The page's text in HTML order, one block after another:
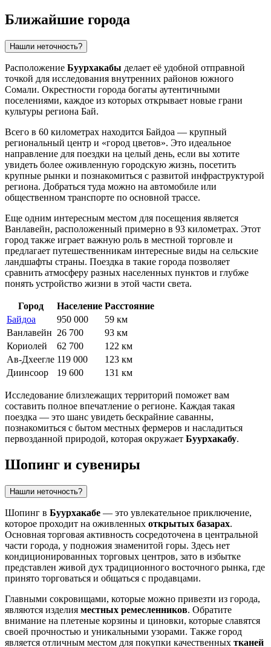
Ближайшие города
Нашли неточность?
Расположение Буурхакабы делает её удобной отправной
точкой для исследования внутренних районов южного
Сомали. Окрестности города богаты аутентичными
поселениями, каждое из которых открывает новые грани
культуры региона Бай.
Всего в 60 километрах находится Байдоа — крупный
региональный центр и «город цветов». Это идеальное
направление для поездки на целый день, если вы хотите
увидеть более оживленную городскую жизнь, посетить
крупные рынки и познакомиться с развитой инфраструктурой
региона. Добраться туда можно на автомобиле или
общественном транспорте по основной трассе.
Еще одним интересным местом для посещения является
Ванлавейн, расположенный примерно в 93 километрах. Этот
город также играет важную роль в местной торговле и
предлагает путешественникам интересные виды на сельские
ландшафты страны. Поездка в такие города позволяет
сравнить атмосферу разных населенных пунктов и глубже
понять устройство жизни в этой части света.
Город Население Расстояние
Байдоа
950 000
59 км
Ванлавейн 26 700
93 км
Кориолей
62 700
122 км
Ав-Дхеегле 119 000
123 км
Диинсоор
19 600 131 км
Исследование близлежащих территорий поможет вам
составить полное впечатление о регионе. Каждая такая
поездка — это шанс увидеть бескрайние саванны,
познакомиться с бытом местных фермеров и насладиться
первозданной природой, которая окружает Буурхакабу.
Шопинг и сувениры
Нашли неточность?
Шопинг в Буурхакабе — это увлекательное приключение,
которое проходит на оживленных открытых базарах.
Основная торговая активность сосредоточена в центральной
части города, у подножия знаменитой горы. Здесь нет
кондиционированных торговых центров, зато в избытке
представлен живой дух традиционного восточного рынка, где
принято торговаться и общаться с продавцами.
Главными сокровищами, которые можно привезти из города,
являются изделия местных ремесленников. Обратите
внимание на плетеные корзины и циновки, которые славятся
своей прочностью и уникальными узорами. Также город
является отличным местом для покупки качественных тканей